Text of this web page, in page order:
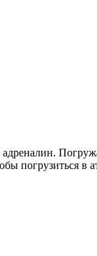
погрузиться в